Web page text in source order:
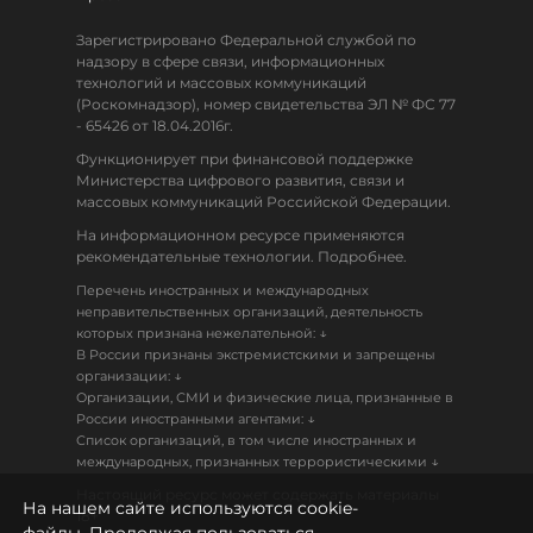
Зарегистрировано Федеральной службой по
надзору в сфере связи, информационных
технологий и массовых коммуникаций
(Роскомнадзор), номер свидетельства ЭЛ № ФС 77
- 65426 от 18.04.2016г.
Функционирует при финансовой поддержке
Министерства цифрового развития, связи и
массовых коммуникаций Российской Федерации.
На информационном ресурсе применяются
рекомендательные технологии. Подробнее.
Перечень иностранных и международных
неправительственных организаций, деятельность
которых признана нежелательной: ↓
В России признаны экстремистскими и запрещены
организации: ↓
Организации, СМИ и физические лица, признанные в
России иностранными агентами: ↓
Список организаций, в том числе иностранных и
международных, признанных террористическими ↓
18+
На нашем сайте используются cookie-